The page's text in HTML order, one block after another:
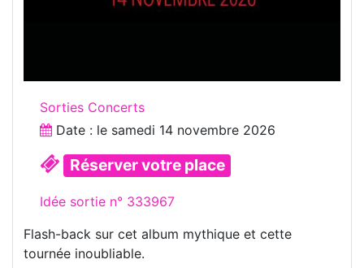
Sorties Concerts
Date : le samedi 14 novembre 2026
Réserver votre place
Idée sortie n° 333967
Flash-back sur cet album mythique et cette
tournée inoubliable.